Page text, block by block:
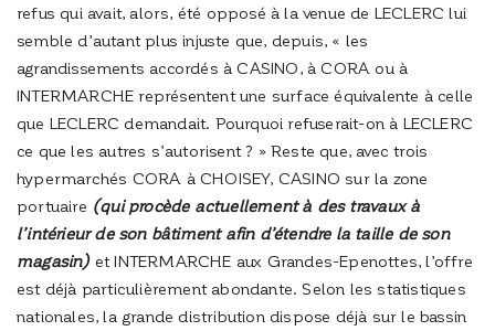
refus qui avait, alors, été opposé à la venue de LECLERC lui
semble d’autant plus injuste que, depuis, « les
agrandissements accordés à CASINO, à CORA ou à
INTERMARCHE représentent une surface équivalente à celle
que LECLERC demandait. Pourquoi refuserait-on à LECLERC
ce que les autres s’autorisent ? » Reste que, avec trois
hypermarchés CORA à CHOISEY, CASINO sur la zone
portuaire (qui procède actuellement à des travaux à
l’intérieur de son bâtiment afin d’étendre la taille de son
magasin)et INTERMARCHE aux Grandes-Epenottes, l’offre
est déjà particulièrement abondante. Selon les statistiques
nationales, la grande distribution dispose déjà sur le bassin